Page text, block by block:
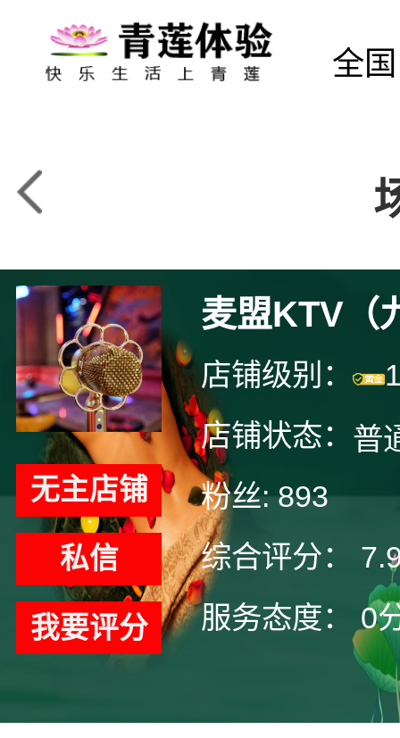
全国
无主店铺
私信
我要评分
麦盟KTV（
店铺级别：
店铺状态： 普
粉丝: 893
综合评分：
服务态度：
0